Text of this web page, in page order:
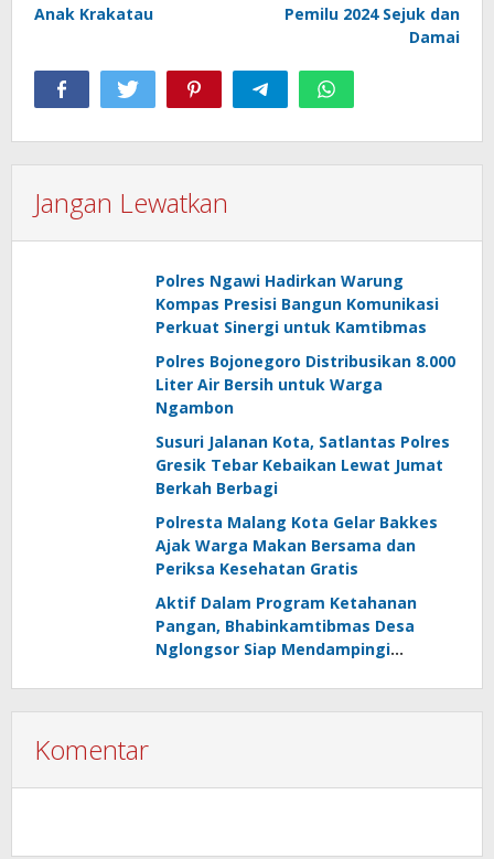
Anak Krakatau
Pemilu 2024 Sejuk dan
Damai
Jangan Lewatkan
Polres Ngawi Hadirkan Warung
Kompas Presisi Bangun Komunikasi
Perkuat Sinergi untuk Kamtibmas
Polres Bojonegoro Distribusikan 8.000
Liter Air Bersih untuk Warga
Ngambon
Susuri Jalanan Kota, Satlantas Polres
Gresik Tebar Kebaikan Lewat Jumat
Berkah Berbagi
Polresta Malang Kota Gelar Bakkes
Ajak Warga Makan Bersama dan
Periksa Kesehatan Gratis
Aktif Dalam Program Ketahanan
Pangan, Bhabinkamtibmas Desa
Nglongsor Siap Mendampingi
Komentar